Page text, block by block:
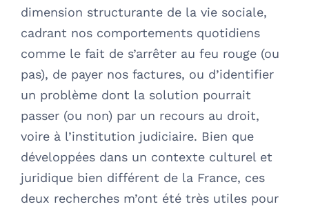
dimension structurante de la vie sociale,
cadrant nos comportements quotidiens
comme le fait de s’arrêter au feu rouge (ou
pas), de payer nos factures, ou d’identifier
un problème dont la solution pourrait
passer (ou non) par un recours au droit,
voire à l’institution judiciaire. Bien que
développées dans un contexte culturel et
juridique bien différent de la France, ces
deux recherches m’ont été très utiles pour